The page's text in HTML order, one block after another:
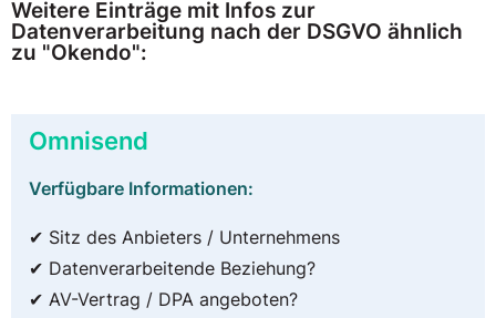
Weitere Einträge mit Infos zur
Datenverarbeitung nach der DSGVO ähnlich
zu "Okendo":
Omnisend
Verfügbare Informationen:
✔ Sitz des Anbieters / Unternehmens
✔ Datenverarbeitende Beziehung?
✔ AV-Vertrag / DPA angeboten?